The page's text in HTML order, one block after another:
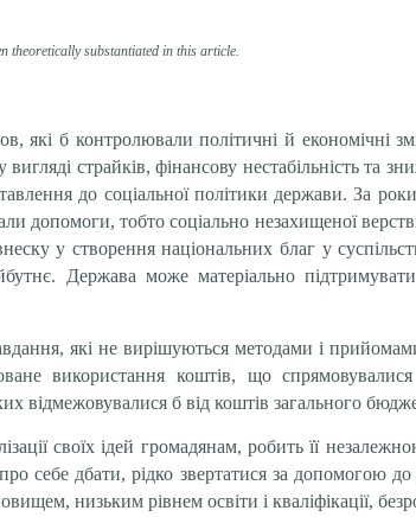
theoretically substantiated in this article.
які б контролювали політичні й економічні
страйків, фінансову нестабільність та
до соціальної політики держави. За
допомоги, тобто соціально незахищеної
у створення національних благ у
Держава може матеріально
які не вирішуються методами і
використання коштів, що
відмежовувалися б від коштів загального
своїх ідей громадянам, робить її
себе дбати, рідко звертатися за допомогою
низьким рівнем освіти і кваліфікації,